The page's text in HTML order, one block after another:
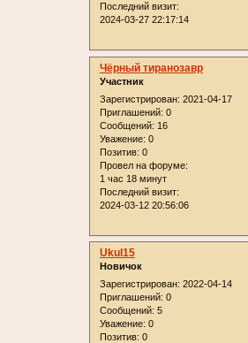
Последний визит:
2024-03-27 22:17:14
Чёрный тиранозавр
Участник
Зарегистрирован: 2021-04-17
Приглашений: 0
Сообщений: 16
Уважение: 0
Позитив: 0
Провел на форуме:
1 час 18 минут
Последний визит:
2024-03-12 20:56:06
Ukul15
Новичок
Зарегистрирован: 2022-04-14
Приглашений: 0
Сообщений: 5
Уважение: 0
Позитив: 0